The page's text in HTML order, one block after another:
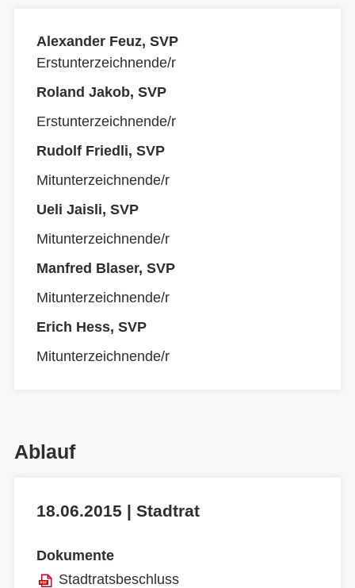
Alexander Feuz, SVP
Erstunterzeichnende/r
Roland Jakob, SVP
Erstunterzeichnende/r
Rudolf Friedli, SVP
Mitunterzeichnende/r
Ueli Jaisli, SVP
Mitunterzeichnende/r
Manfred Blaser, SVP
Mitunterzeichnende/r
Erich Hess, SVP
Mitunterzeichnende/r
Ablauf
18.06.2015 | Stadtrat
Dokumente
Stadtratsbeschluss